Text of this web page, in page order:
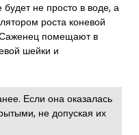
не просто в воде, а
роста коневой
помещают в
шейки и
Если она оказалась
не допуская их